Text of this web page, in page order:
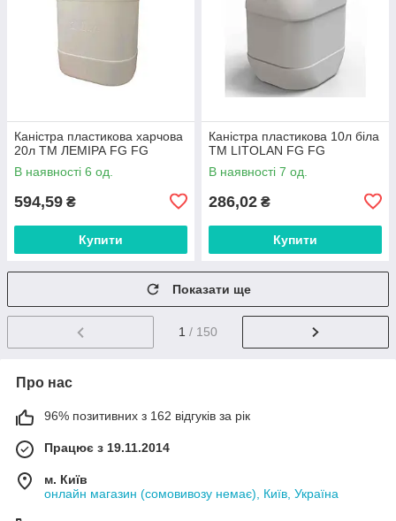
Каністра пластикова харчова
20л ТМ ЛЕМІРА FG FG
В наявності 6 од.
594,59 ₴
Купити
Каністра пластикова 10л біла
ТМ LITOLAN FG FG
В наявності 7 од.
286,02 ₴
Купити
Показати ще
1 / 150
Про нас
96% позитивних з 162 відгуків за рік
Працює з 19.11.2014
м. Київ
онлайн магазин (сомовивозу немає), Київ, Україна